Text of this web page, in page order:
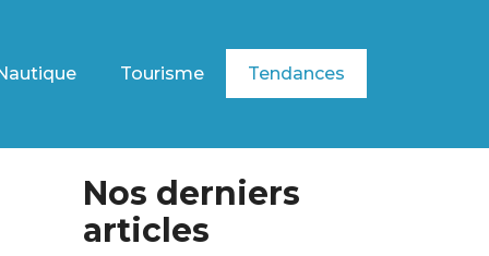
Tourisme Tendances
Nos derniers
articles